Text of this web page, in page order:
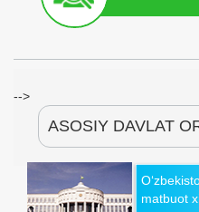
-->
ASOSIY DAVLAT
matbuot